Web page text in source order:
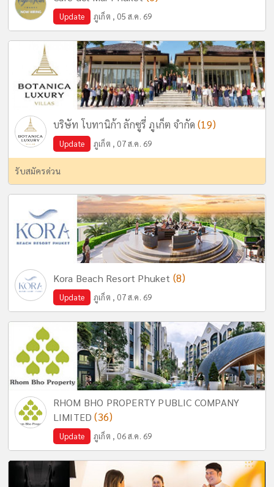
Update ภูเก็ต , 05 ส.ค. 69
บริษัท โบทานิก้า ลักซูรี่ ภูเก็ต จำกัด(19)
Update ภูเก็ต , 07 ส.ค. 69
รับสมัครด่วน
Kora Beach Resort Phuket (8)
Update ภูเก็ต , 07 ส.ค. 69
RHOM BHO PROPERTY PUBLIC COMPANY
LIMITED(36)
Update ภูเก็ต , 06 ส.ค. 69